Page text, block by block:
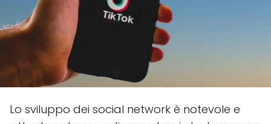
Lo sviluppo dei social network è notevole e